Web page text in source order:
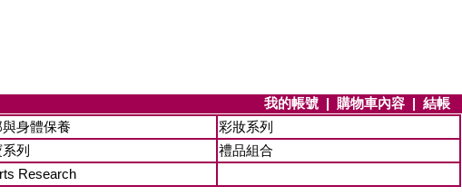
我的帳號 | 購物車內容 | 結帳
與身體保養
彩妝系列
列
禮品組合
Research